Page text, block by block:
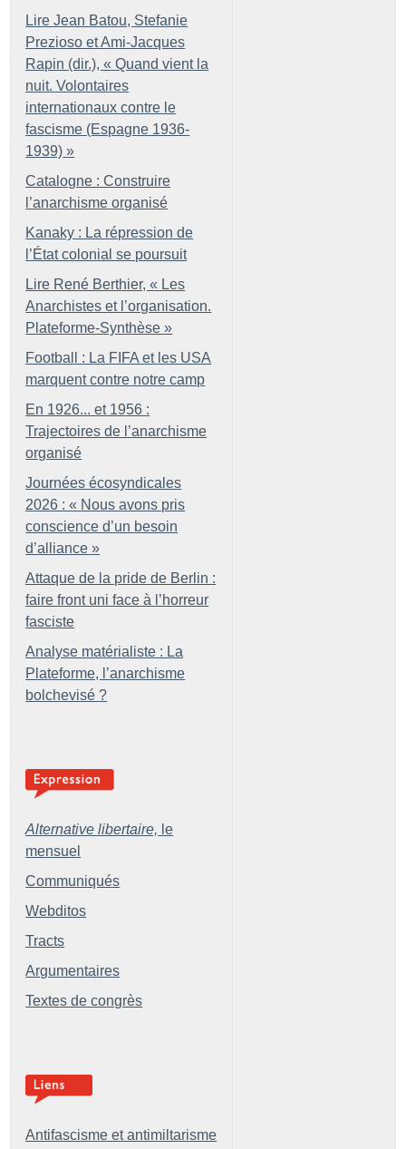
Lire Jean Batou, Stefanie
Prezioso et Ami-Jacques
Rapin (dir.), « Quand vient la
nuit. Volontaires
internationaux contre le
fascisme (Espagne 1936-
1939) »
Catalogne : Construire
l’anarchisme organisé
Kanaky : La répression de
l’État colonial se poursuit
Lire René Berthier, « Les
Anarchistes et l’organisation.
Plateforme-Synthèse »
Football : La FIFA et les USA
marquent contre notre camp
En 1926... et 1956 :
Trajectoires de l’anarchisme
organisé
Journées écosyndicales
2026 : « Nous avons pris
conscience d’un besoin
d’alliance »
Attaque de la pride de Berlin :
faire front uni face à l’horreur
fasciste
Analyse matérialiste : La
Plateforme, l’anarchisme
bolchevisé ?
Alternative libertaire, le
mensuel
Communiqués
Webditos
Tracts
Argumentaires
Textes de congrès
Antifascisme et antimiltarisme